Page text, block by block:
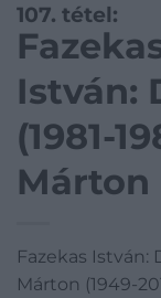
107. tétel:
István:
(1981-
Márton
Fazekas István:
Márton (1949-